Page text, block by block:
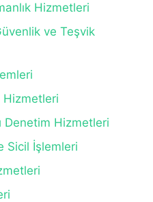
Hizmetleri
ve Teşvik
Hizmetleri
Denetim Hizmetleri
Sicil İşlemleri